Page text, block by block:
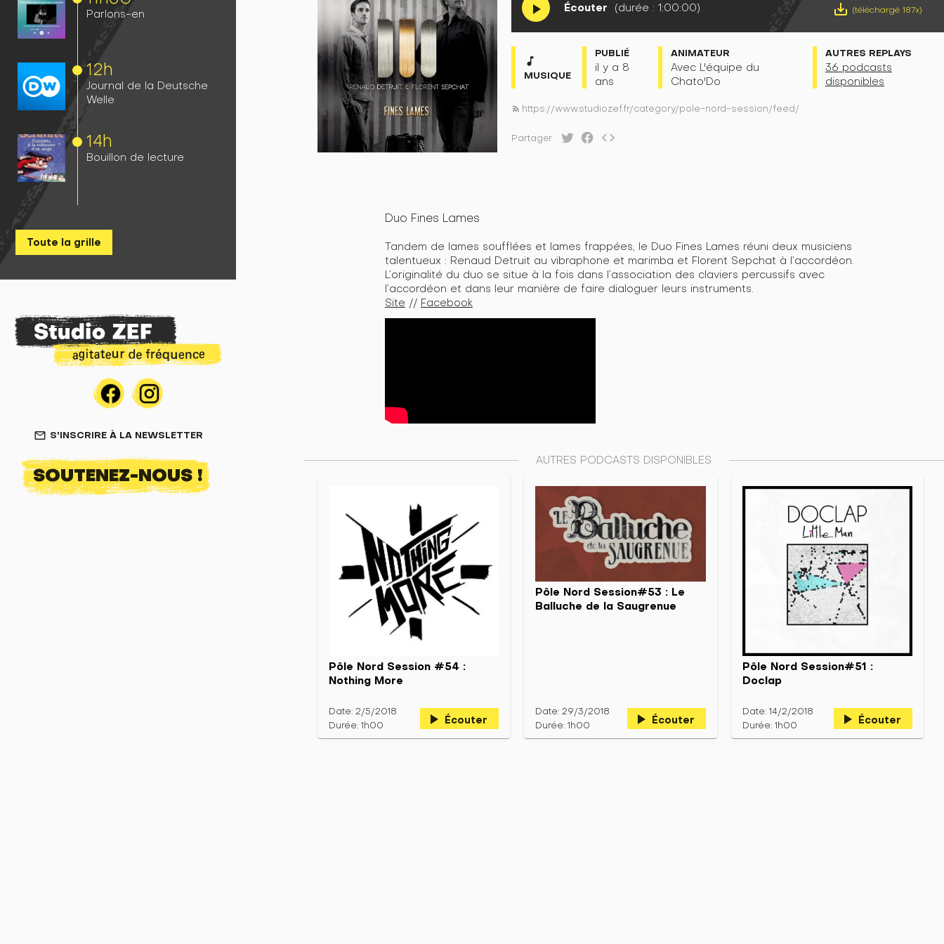
Parlons-en
12h
Journal de la Deutsche
Welle
14h
Bouillon de lecture
Toute la grille
mail_outline S'INSCRIRE À LA NEWSLETTER
SOUTENEZ-NOUS !
play_arrow Écouter (durée : 1:00:00) save_alt (téléchargé 187x)
music_note
MUSIQUE
PUBLIÉ
il y a 8
ans
ANIMATEUR
Avec L'équipe du
Chato'Do
AUTRES REPLAYS
36 podcasts
disponibles
rss_feed https://www.studiozef.fr/category/pole-nord-session/feed/
Partager code
Duo Fines Lames
Tandem de lames soufflées et lames frappées, le Duo Fines Lames réuni deux musiciens
talentueux : Renaud Detruit au vibraphone et marimba et Florent Sepchat à l’accordéon.
L’originalité du duo se situe à la fois dans l’association des claviers percussifs avec
l’accordéon et dans leur manière de faire dialoguer leurs instruments.
Site // Facebook
AUTRES PODCASTS DISPONIBLES
Pôle Nord Session #54 :
Nothing More
Date: 2/5/2018
Durée: 1h00
play_arrow Écouter
Pôle Nord Session#53 : Le
Balluche de la Saugrenue
Date: 29/3/2018
Durée: 1h00
play_arrow Écouter
Pôle Nord Session#51 :
Doclap
Date: 14/2/2018
Durée: 1h00
play_arrow Écouter